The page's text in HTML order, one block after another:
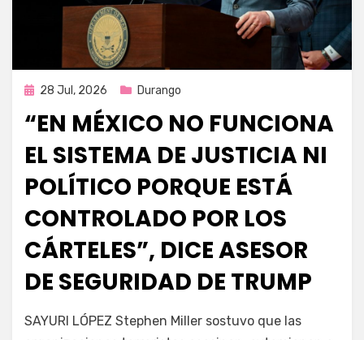
Publicada
28 Jul, 2026 Durango
“EN MÉXICO NO FUNCIONA
EL SISTEMA DE JUSTICIA NI
POLÍTICO PORQUE ESTÁ
CONTROLADO POR LOS
CÁRTELES”, DICE ASESOR
DE SEGURIDAD DE TRUMP
porFernando Miranda Servín
SAYURI LÓPEZ Stephen Miller sostuvo que las